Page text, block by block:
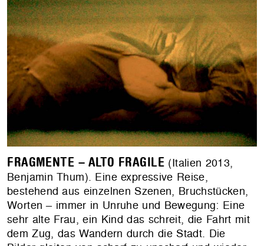
FRAGMENTE – ALTO FRAGILE (Italien 2013,
Benjamin Thum). Eine expressive Reise,
bestehend aus einzelnen Szenen, Bruchstücken,
Worten – immer in Unruhe und Bewegung: Eine
sehr alte Frau, ein Kind das schreit, die Fahrt mit
dem Zug, das Wandern durch die Stadt. Die